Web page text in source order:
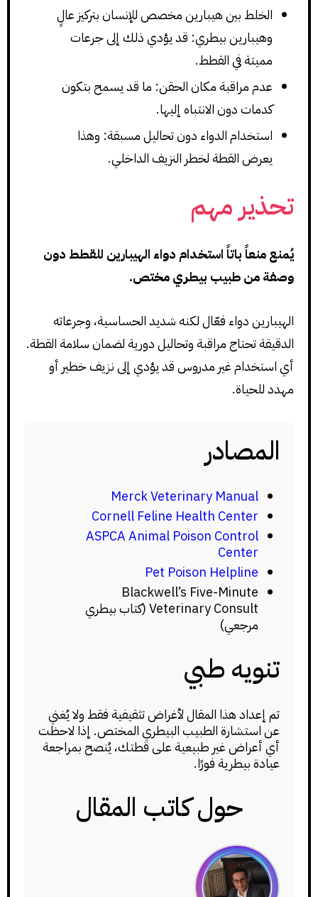
الخلط بين هيبارين مخصص للإنسان بتركيز عالٍ
وهيبارين بيطري: قد يؤدي ذلك إلى جرعات
مميتة في القطط.
عدم مراقبة مكان الحقن: ما قد يسمح بتكون
كدمات دون الانتباه إليها.
استخدام الدواء دون تحاليل مسبقة: وهذا
يعرض القطة لخطر النزيف الداخلي.
تحذير مهم
يُمنع منعاً باتاً استخدام دواء الهيبارين للقطط دون
وصفة من طبيب بيطري مختص.
الهيبارين دواء فعّال لكنه شديد الحساسية، وجرعاته
الدقيقة تحتاج مراقبة وتحاليل دورية لضمان سلامة القطة.
أي استخدام غير مدروس قد يؤدي إلى نزيف خطير أو
مهدد للحياة.
المصادر
Merck Veterinary Manual
Cornell Feline Health Center
ASPCA Animal Poison Control
Center
Pet Poison Helpline
Blackwell’s Five-Minute
Veterinary Consult (كتاب بيطري
مرجعي)
تنويه طبي
تم إعداد هذا المقال لأغراض تثقيفية فقط ولا يُغني
عن استشارة الطبيب البيطري المختص. إذا لاحظت
أي أعراض غير طبيعية على قطتك، يُنصح بمراجعة
عيادة بيطرية فورًا.
حول كاتب المقال